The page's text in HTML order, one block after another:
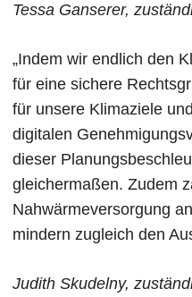
Tessa Ganserer,
„Indem wir endlich den
für eine sichere
für unsere Klimaziele
digitalen
dieser
gleichermaßen. Zudem
Nahwärmeversorgung
mindern zugleich den
Judith Skudelny,